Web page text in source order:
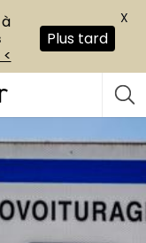
à
Plus tard
X